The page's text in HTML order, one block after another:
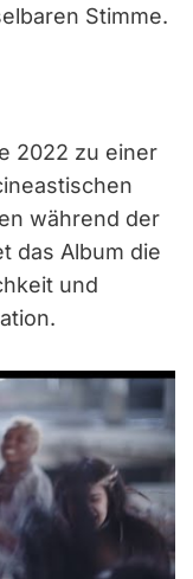
Stimme.
2022 zu einer
während der
das Album die
und